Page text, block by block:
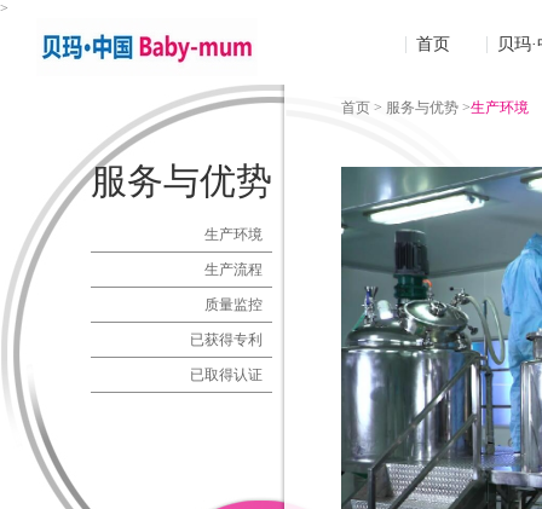
>
首页 贝玛
服务与优势
生产环境
生产流程
质量监控
已获得专利
已取得认证
首页 > 服务与优势 >生产环境